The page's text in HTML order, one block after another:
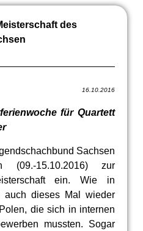
des
16.10.2016
für Quartett
Sachsen
(09.-15.10.2016) zur
ein. Wie in
auch dieses Mal wieder
die sich in internen
mussten. Sogar